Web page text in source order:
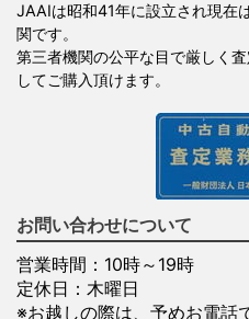
JAAIは昭和41年に設立され現在
関です。
第三者機関の公平な目で厳しく
してご購入頂けます。
お問い合わせについて
営業時間：10時～19時
定休日：木曜日
※お越しの際は、予めお電話